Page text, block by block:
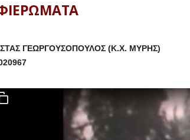
ΓΕΩΡΓΟΥΣΟΠΟΥΛΟΣ (Κ.Χ. ΜΥΡΗΣ)